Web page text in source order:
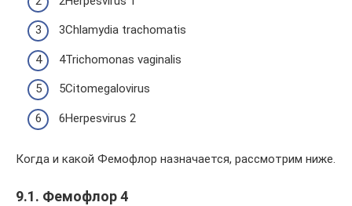
3Chlamydia trachomatis
4Trichomonas vaginalis
5Citomegalovirus
6Herpesvirus 2
Когда и какой Фемофлор назначается, рассмотрим ниже.
9.1. Фемофлор 4